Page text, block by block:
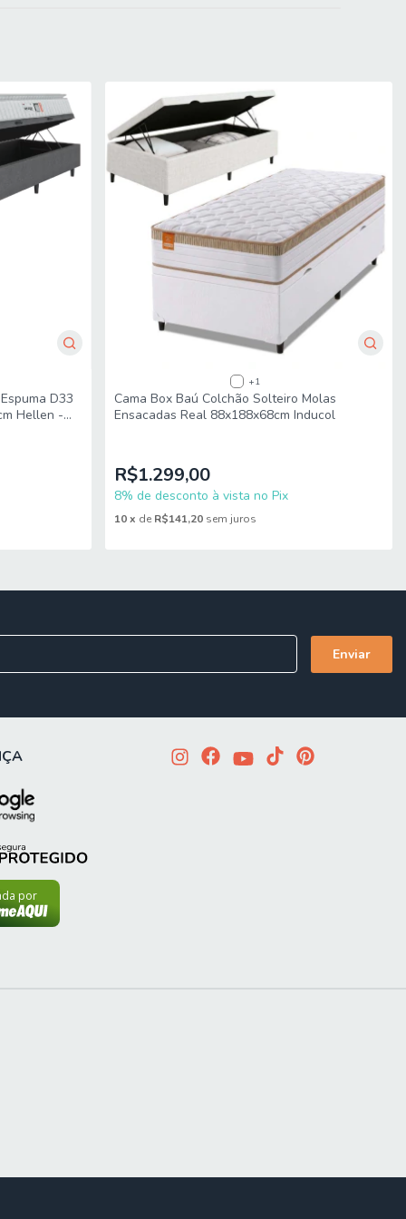
toque macio, resistência, durabilidade e um
proporcionando excelente sustentação, estabilidade e
maior firmeza, estabilidade e durabilidade, contribuindo para
Para locais com portaria, a entrega será feita no piso
D33
Hellen -
+1
Cama Box Baú Colchão Solteiro Molas
Ensacadas Real 88x188x68cm Inducol
R$1.299,00
8% de desconto à vista no Pix
10 x de R$141,20 sem juros
por